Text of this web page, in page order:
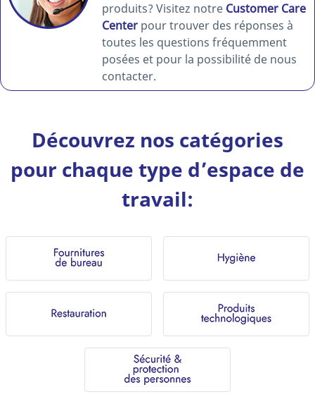
produits? Visitez notre Customer Care
Center pour trouver des réponses à
toutes les questions fréquemment
posées et pour la possibilité de nous
contacter.
Découvrez nos catégories
pour chaque type d’espace de
travail: